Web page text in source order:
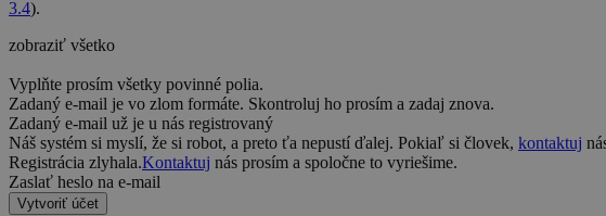
3.4).
zobraziť všetko
Vyplňte prosím všetky povinné polia.
Zadaný e-mail je vo zlom formáte. Skontroluj ho prosím a zadaj znova.
Zadaný e-mail už je u nás registrovaný
Náš systém si myslí, že si robot, a preto ťa nepustí ďalej. Pokiaľ si človek, kontaktuj
Registrácia zlyhala.Kontaktuj nás prosím a spoločne to vyriešime.
Zaslať heslo na e-mail
Vytvoriť účet